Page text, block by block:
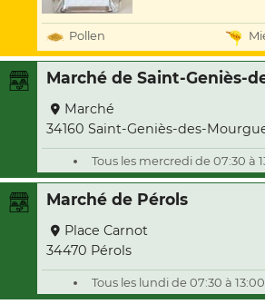
Pollen
Marché de Saint-Geniès-
Marché
34160 Saint-Geniès-des-
Tous les mercredi de 07:30 à
Marché de Pérols
Place Carnot
34470 Pérols
Tous les lundi de 07:30 à 13:00